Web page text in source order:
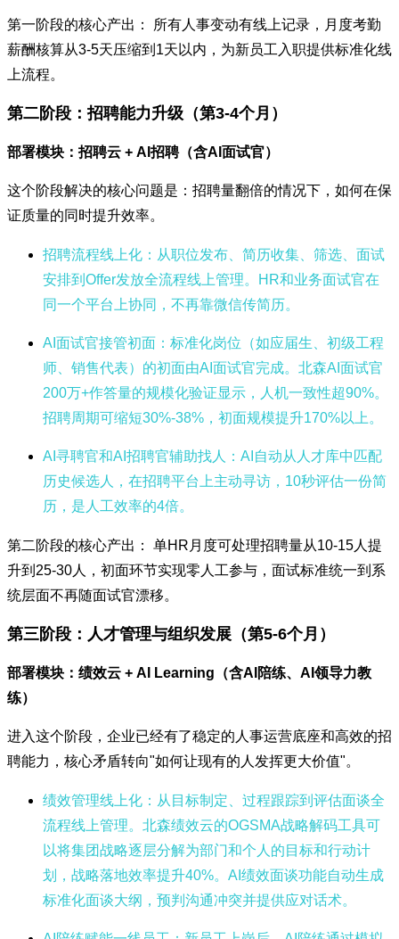
第一阶段的核心产出： 所有人事变动有线上记录，月度考勤
薪酬核算从3-5天压缩到1天以内，为新员工入职提供标准化线
上流程。
第二阶段：招聘能力升级（第3-4个月）
部署模块：招聘云 + AI招聘（含AI面试官）
这个阶段解决的核心问题是：招聘量翻倍的情况下，如何在保
证质量的同时提升效率。
招聘流程线上化 ：从职位发布、简历收集、筛选、面试
安排到Offer发放全流程线上管理。HR和业务面试官在
同一个平台上协同，不再靠微信传简历。
AI面试官接管初面 ：标准化岗位（如应届生、初级工程
师、销售代表）的初面由AI面试官完成。北森AI面试官
200万+作答量的规模化验证显示，人机一致性超90%。
招聘周期可缩短30%-38%，初面规模提升170%以上。
AI寻聘官和AI招聘官辅助找人
：AI自动从人才库中匹配
历史候选人，在招聘平台上主动寻访，10秒评估一份简
历，是人工效率的4倍。
第二阶段的核心产出： 单HR月度可处理招聘量从10-15人提
升到25-30人，初面环节实现零人工参与，面试标准统一到系
统层面不再随面试官漂移。
第三阶段：人才管理与组织发展（第5-6个月）
部署模块：绩效云 + AI Learning（含AI陪练、AI领导力教
练）
进入这个阶段，企业已经有了稳定的人事运营底座和高效的招
聘能力，核心矛盾转向"如何让现有的人发挥更大价值"。
绩效管理线上化 ：从目标制定、过程跟踪到评估面谈全
流程线上管理。北森绩效云的OGSMA战略解码工具可
以将集团战略逐层分解为部门和个人的目标和行动计
划，战略落地效率提升40%。AI绩效面谈功能自动生成
标准化面谈大纲，预判沟通冲突并提供应对话术。